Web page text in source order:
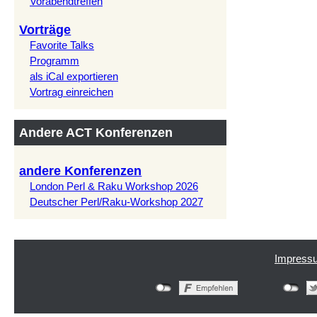
Vorträge
Favorite Talks
Programm
als iCal exportieren
Vortrag einreichen
Andere ACT Konferenzen
andere Konferenzen
London Perl & Raku Workshop 2026
Deutscher Perl/Raku-Workshop 2027